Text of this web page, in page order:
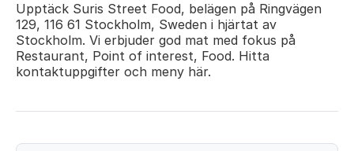
Upptäck Suris Street Food, belägen på Ringvägen
129, 116 61 Stockholm, Sweden i hjärtat av
Stockholm. Vi erbjuder god mat med fokus på
Restaurant, Point of interest, Food. Hitta
kontaktuppgifter och meny här.